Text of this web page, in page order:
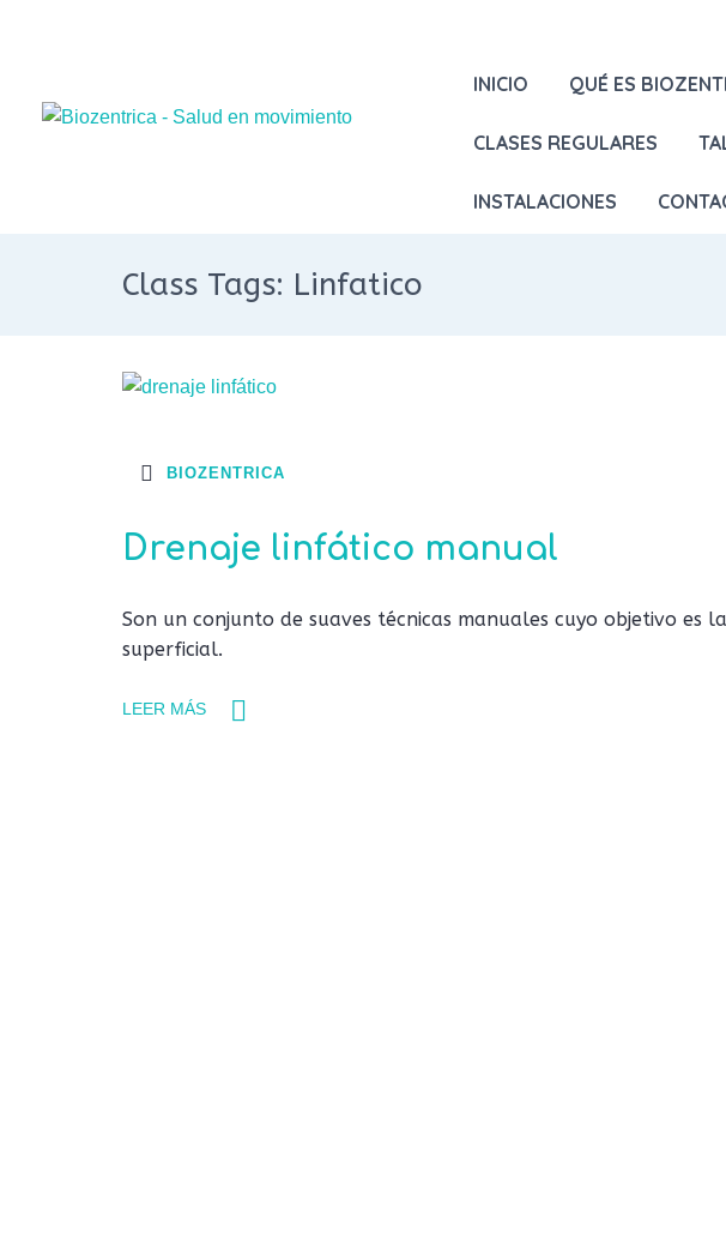
INICIO QUÉ ES
CLASES REGULARES
INSTALACIONES
Class Tags: Linfatico
BIOZENTRICA
Drenaje linfático manual
Son un conjunto de suaves técnicas manuales cuyo objetivo es
superficial.
LEER MÁS